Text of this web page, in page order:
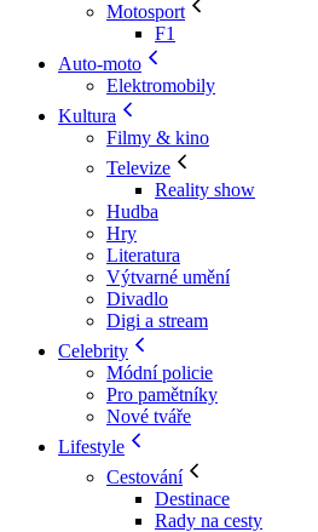
Motosport
F1
Auto-moto
Elektromobily
Kultura
Filmy & kino
Televize
Reality show
Hudba
Hry
Literatura
Výtvarné umění
Divadlo
Digi a stream
Celebrity
Módní policie
Pro pamětníky
Nové tváře
Lifestyle
Cestování
Destinace
Rady na cesty